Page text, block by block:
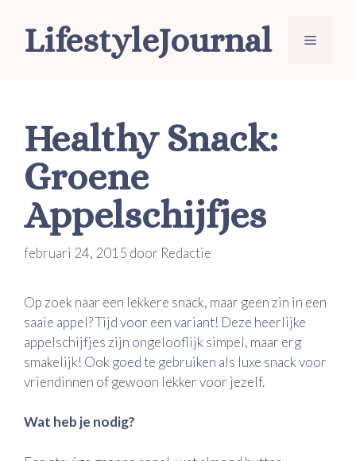
LifestyleJournal Menu
Healthy Snack:
Groene
Appelschijfjes
februari 24, 2015 door Redactie
Op zoek naar een lekkere snack, maar geen zin in een
saaie appel? Tijd voor een variant! Deze heerlijke
appelschijfjes zijn ongelooflijk simpel, maar erg
smakelijk! Ook goed te gebruiken als luxe snack voor
vriendinnen of gewoon lekker voor jezelf.
Wat heb je nodig?